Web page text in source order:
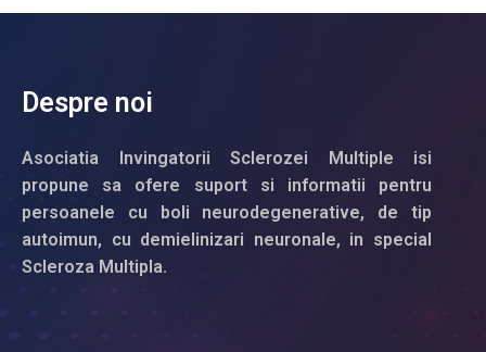
Despre noi
Asociatia Invingatorii Sclerozei Multiple isi
propune sa ofere suport si informatii pentru
persoanele cu boli neurodegenerative, de tip
autoimun, cu demielinizari neuronale, in special
Scleroza Multipla.